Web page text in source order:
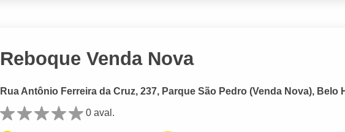
Reboque Venda Nova
Rua Antônio Ferreira da Cruz, 237, Parque São Pedro (Venda Nova), Belo
0 aval.